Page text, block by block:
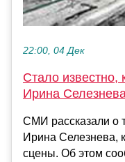
22:00, 04 Дек
Стало известно,
Ирина
СМИ рассказали о
Ирина Селезнева,
сцены. Об этом